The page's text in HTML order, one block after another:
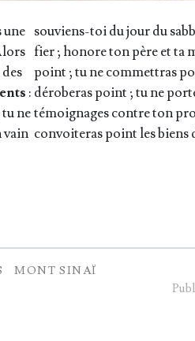
une
:
tu ne
vain
sou­viens-toi du jour du
fier ; honore ton père et ta
point ; tu ne com­met­tras
déro­be­ras point ; tu ne
témoi­gnages contre ton
convoi­te­ras point les biens
MONT SINAÏ